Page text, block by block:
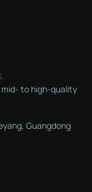
to high-quality
Guangdong